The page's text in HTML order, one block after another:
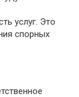
услуг. Это
спорных